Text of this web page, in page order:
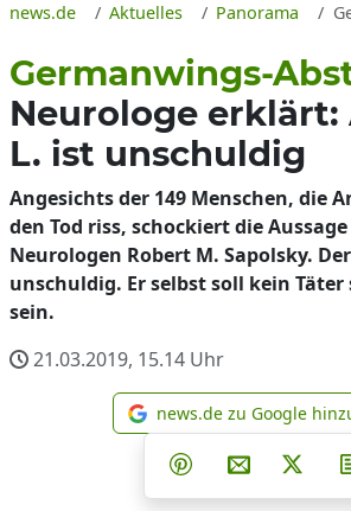
news.de Aktuelles Panorama
Germanwings-
Neurologe erklärt:
L. ist unschuldig
Angesichts der 149 Menschen, die
den Tod riss, schockiert die Aussage
Neurologen Robert M. Sapolsky.
unschuldig. Er selbst soll kein
sein.
21.03.2019, 15.14 Uhr
news.de
news.de zu Google
Teilen aufTeilen auf
Teilen aufPer E-Mail
Post